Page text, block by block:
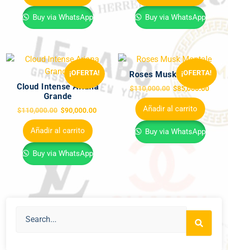
Buy via WhatsApp Buy via WhatsApp
¡OFERTA!
Cloud Intense Ariana
Grande
$110,000.00 $90,000.00
Añadir al carrito
Buy via WhatsApp
¡OFERTA!
Roses Musk Montale
$110,000.00 $85,000.00
Añadir al carrito
Buy via WhatsApp